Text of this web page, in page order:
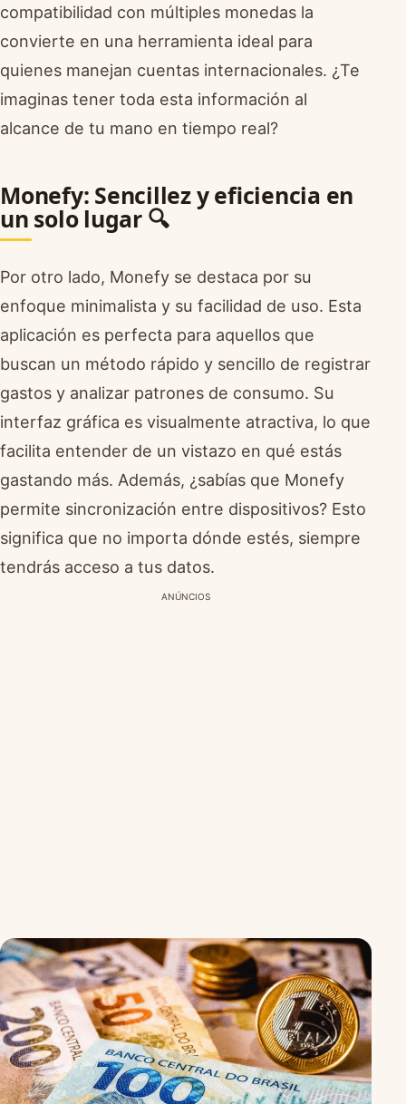
compatibilidad con múltiples monedas la
convierte en una herramienta ideal para
quienes manejan cuentas internacionales. ¿Te
imaginas tener toda esta información al
alcance de tu mano en tiempo real?
Monefy: Sencillez y eficiencia en
un solo lugar 🔍
Por otro lado, Monefy se destaca por su
enfoque minimalista y su facilidad de uso. Esta
aplicación es perfecta para aquellos que
buscan un método rápido y sencillo de registrar
gastos y analizar patrones de consumo. Su
interfaz gráfica es visualmente atractiva, lo que
facilita entender de un vistazo en qué estás
gastando más. Además, ¿sabías que Monefy
permite sincronización entre dispositivos? Esto
significa que no importa dónde estés, siempre
tendrás acceso a tus datos.
ANÚNCIOS